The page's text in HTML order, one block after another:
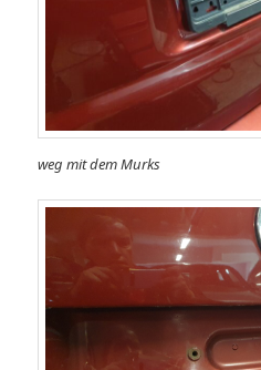
weg mit dem Murks